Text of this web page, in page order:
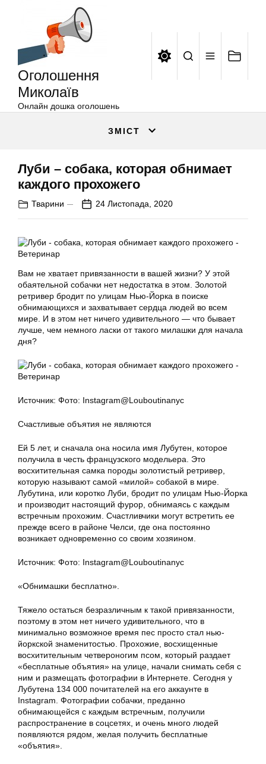
Оголошення
Миколаїв
Онлайн дошка оголошень
ЗМІСТ
Луби – собака, которая обнимает
каждого прохожего
Тварини 24 Листопада, 2020
Вам не хватает привязанности в вашей жизни? У этой
обаятельной собачки нет недостатка в этом. Золотой
ретривер бродит по улицам Нью-Йорка в поиске
обнимающихся и захватывает сердца людей во всем
мире. И в этом нет ничего удивительного — что бывает
лучше, чем немного ласки от такого милашки для начала
дня?
Источник: Фото: Instagram@Louboutinanyc
Счастливые объятия не являются
Ей 5 лет, и сначала она носила имя Лубутен, которое
получила в честь французского модельера. Это
восхитительная самка породы золотистый ретривер,
которую называют самой «милой» собакой в мире.
Лубутина, или коротко Луби, бродит по улицам Нью-Йорка
и производит настоящий фурор, обнимаясь с каждым
встречным прохожим. Счастливчики могут встретить ее
прежде всего в районе Челси, где она постоянно
возникает одновременно со своим хозяином.
Источник: Фото: Instagram@Louboutinanyc
«Обнимашки бесплатно».
Тяжело остаться безразличным к такой привязанности,
поэтому в этом нет ничего удивительного, что в
минимально возможное время пес просто стал нью-
йоркской знаменитостью. Прохожие, восхищенные
восхитительным четвероногим псом, который раздает
«бесплатные объятия» на улице, начали снимать себя с
ним и размещать фотографии в Интернете. Сегодня у
Лубутена 134 000 почитателей на его аккаунте в
Instagram. Фотографии собачки, преданно
обнимающейся с каждым встречным, получили
распространение в соцсетях, и очень много людей
появляются рядом, желая получить бесплатные
«объятия».